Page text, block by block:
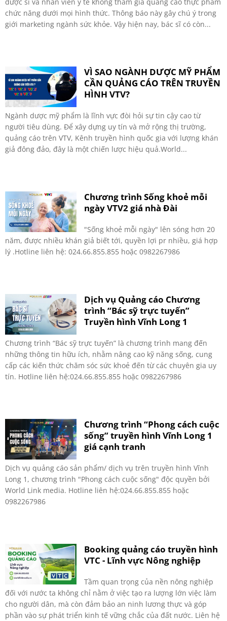
dược sĩ và nhân viên y tế không tham gia quảng cáo thực phẩm
chức năng dưới mọi hình thức. Thông báo này gây chú ý trong
giới marketing ngành sức khỏe. Vậy hiện nay, bác sĩ có còn...
VÌ SAO NGÀNH DƯỢC MỸ PHẨM
CẦN QUẢNG CÁO TRÊN TRUYỀN
HÌNH VTV?
Ngành dược mỹ phẩm là lĩnh vực đòi hỏi sự tin cậy cao từ
người tiêu dùng. Để xây dựng uy tín và mở rộng thị trường,
quảng cáo trên VTV, Kênh truyền hình quốc gia với lượng khán
giả đông đảo, đây là một chiến lược hiệu quả.World...
Chương trình Sống khoẻ mỗi
ngày VTV2 giá nhà Đài
"Sống khoẻ mỗi ngày" lên sóng hơn 20
năm, được nhiều khán giả biết tới, quyền lợi pr nhiều, giá hợp
lý .Hotline liên hệ: 024.66.855.855 hoặc 0982267986
Dịch vụ Quảng cáo Chương
trình “Bác sỹ trực tuyến”
Truyền hình Vĩnh Long 1
Chương trình “Bác sỹ trực tuyến” là chương trình mang đến
những thông tin hữu ích, nhằm nâng cao kỹ năng sống, cung
cấp các kiến thức chăm sóc sức khoẻ đến từ các chuyên gia uy
tín. Hotline liên hệ:024.66.855.855 hoặc 0982267986
Chương trình “Phong cách cuộc
sống” truyền hình Vĩnh Long 1
giá cạnh tranh
Dịch vụ quảng cáo sản phẩm/ dịch vụ trên truyền hình Vĩnh
Long 1, chương trình "Phong cách cuộc sống" độc quyền bởi
World Link media. Hotline liên hệ:024.66.855.855 hoặc
0982267986
Booking quảng cáo truyền hình
VTC - Lĩnh vực Nông nghiệp
Tầm quan trọng của nền nông nghiệp
đối với nước ta không chỉ nằm ở việc tạo ra lượng lớn việc làm
cho người dân, mà còn đảm bảo an ninh lương thực và góp
phần vào sự phát triển kinh tế vững chắc của đất nước. Liên hệ